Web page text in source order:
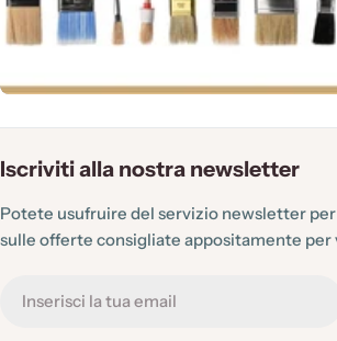
Iscriviti alla nostra newsletter
Potete usufruire del servizio newsletter
sulle offerte consigliate appositamente per
mail